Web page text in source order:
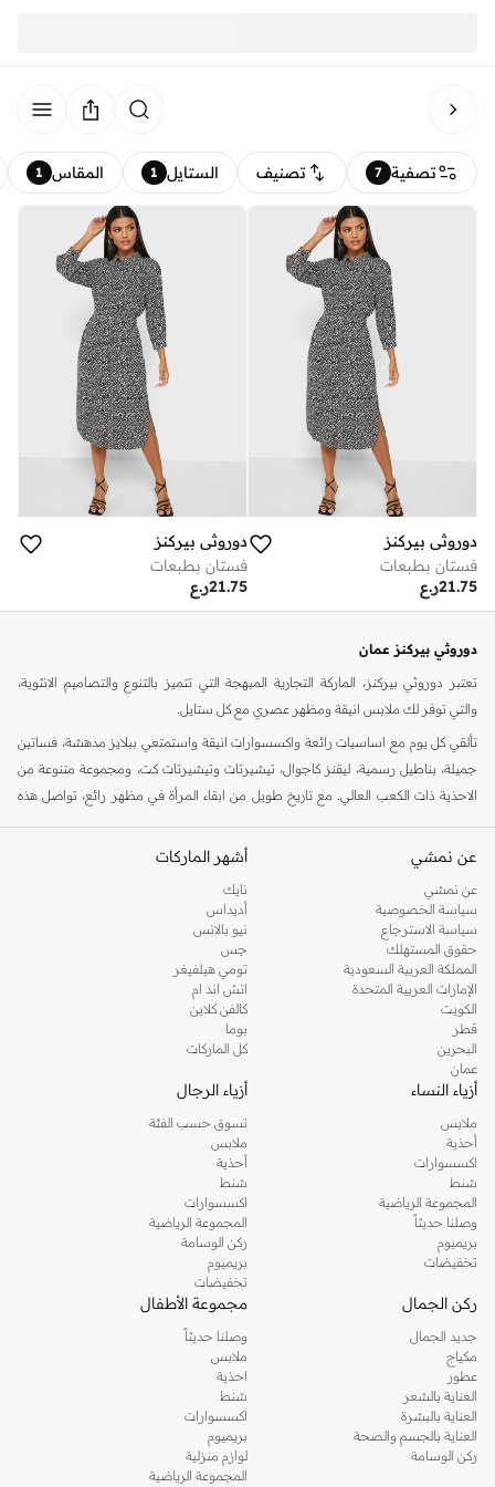
تصفية 7 تصنيف الستايل 1 المقاس 1
دوروثي بيركنز
فستان بطبعات
ر.ع21.75
دوروثي بيركنز
فستان بطبعات
ر.ع21.75
دوروثي بيركنز عمان
تعتبر دوروثي بيركنز، الماركة التجارية المبهجة التي تتميز بالتنوع والتصاميم الانثوية،
والتي توفر لك ملابس انيقة ومظهر عصري مع كل ستايل.
تألقي كل يوم مع اساسيات رائعة واكسسوارات انيقة واستمتعي ببلايز مدهشة، فساتين
جميلة، بناطيل رسمية، ليقنز كاجوال، تيشيرتات وتيشيرتات كت، ومجموعة متنوعة من
الاحذية ذات الكعب العالي. مع تاريخ طويل من ابقاء المرأة في مظهر رائع، تواصل هذه
كنت تقومين بتجديد خزانة ملابسك الملائمة للعمل، البحث عن فستان مثالي للحفلات او
اليه.
تسوقي دوروثي بيركنز اون لاين مسقط
تسوقي دوروثي بيركنز اون لاين من نمشي واستمتعي باكثر من الف ستايل من مجموعة
دوروثي بيركنز الشهيرة. تصفحي المجموعة كاملة في متجر دوروثي بيركنز اون لاين او
استخدمي القائمة لتحديد تجربة تسوق دوروثي بيركنز اون لاين. خدمة التوصيل السريعة
والدعم الاستثنائي يضمن لك تجربة تسوق ممتعة دائما مع نمشي.
عن نمشي
عن نمشي
سياسة الخصوصية
سياسة الاسترجاع
حقوق المستهلك
المملكة العربية السعودية
الإمارات العربية المتحدة
الكويت
قطر
البحرين
عمان
أشهر الماركات
نايك
أديداس
نيو بالانس
جس
تومي هيلفيغر
اتش اند ام
كالفن كلاين
بوما
كل الماركات
أزياء النساء
ملابس
أحذية
اكسسوارات
شنط
المجموعة الرياضية
وصلنا حديثاً
بريميوم
تخفيضات
أزياء الرجال
تسوق حسب الفئة
ملابس
أحذية
شنط
اكسسوارات
المجموعة الرياضية
ركن الوسامة
بريميوم
تخفيضات
ركن الجمال
جديد الجمال
مكياج
عطور
العناية بالشعر
العناية بالبشرة
العناية بالجسم والصحة
ركن الوسامة
مجموعة الأطفال
وصلنا حديثاً
ملابس
احذية
شنط
اكسسوارات
بريميوم
لوازم منزلية
المجموعة الرياضية